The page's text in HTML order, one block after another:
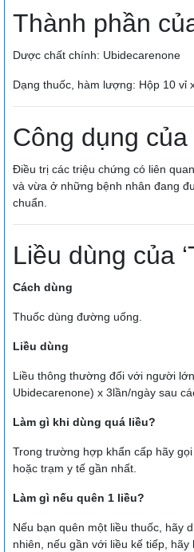
Thành phần
Dược chất chính: Ubidecarenone
Dạng thuốc, hàm lượng: Hộp 10 vỉ
Công dụng của
Điều trị các triệu chứng có liên
và vừa ở những bệnh nhân đang
chuẩn.
Liều dùng của
Cách dùng
Thuốc dùng đường uống.
Liều dùng
Liều thông thường đối với người
Ubidecarenone) x 3lần/ngày sau
Làm gì khi dùng quá liều?
Trong trường hợp khẩn cấp hãy
hoặc trạm y tế gần nhất.
Làm gì nếu quên 1 liều?
Nếu bạn quên một liều thuốc, hãy
nhiên, nếu gần với liều kế tiếp,